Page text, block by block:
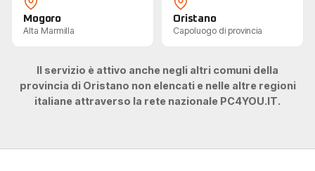
Mogoro
Alta Marmilla
Oristano
Capoluogo di provincia
Il servizio è attivo anche negli altri comuni della
provincia di Oristano non elencati e nelle altre regioni
italiane attraverso la rete nazionale PC4YOU.IT.